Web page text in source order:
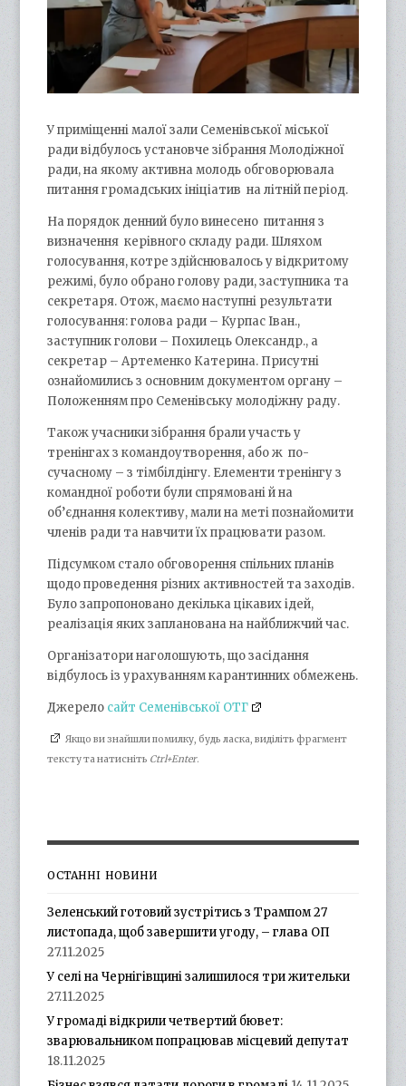
У приміщенні малої зали Семенівської міської
ради відбулось установче зібрання Молодіжної
ради, на якому активна молодь обговорювала
питання громадських ініціатив на літній період.
На порядок денний було винесено питання з
визначення керівного складу ради. Шляхом
голосування, котре здійснювалось у відкритому
режимі, було обрано голову ради, заступника та
секретаря. Отож, маємо наступні результати
голосування: голова ради – Курпас Іван.,
заступник голови – Похилець Олександр., а
секретар – Артеменко Катерина. Присутні
ознайомились з основним документом органу –
Положенням про Семенівську молодіжну раду.
Також учасники зібрання брали участь у
тренінгах з командоутворення, або ж по-
сучасному – з тімбілдінгу. Елементи тренінгу з
командної роботи були спрямовані й на
об’єднання колективу, мали на меті познайомити
членів ради та навчити їх працювати разом.
Підсумком стало обговорення спільних планів
щодо проведення різних активностей та заходів.
Було запропоновано декілька цікавих ідей,
реалізація яких запланована на найближчий час.
Організатори наголошують, що засідання
відбулось із урахуванням карантинних обмежень.
Джерело сайт Семенівської ОТГ
Якщо ви знайшли помилку, будь ласка, виділіть фрагмент
тексту та натисніть Ctrl+Enter.
ОСТАННІ НОВИНИ
Зеленський готовий зустрітись з Трампом 27
листопада, щоб завершити угоду, – глава ОП
27.11.2025
У селі на Чернігівщині залишилося три жительки
27.11.2025
У громаді відкрили четвертий бювет:
зварювальником попрацював місцевий депутат
18.11.2025